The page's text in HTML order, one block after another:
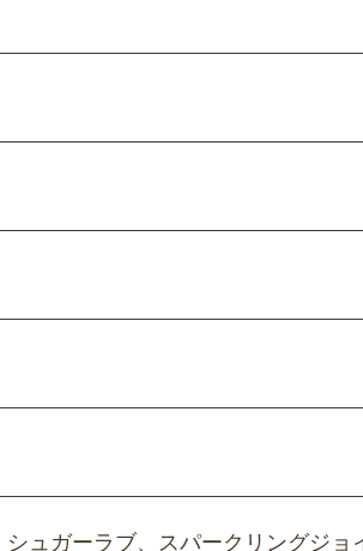
ュガーラブ、スパークリングジョ